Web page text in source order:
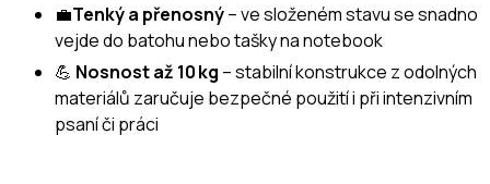
💼Tenký a přenosný– ve složeném stavu se snadno
vejde do batohu nebo tašky na notebook
💪 Nosnost až 10 kg – stabilní konstrukce z odolných
materiálů zaručuje bezpečné použití i při intenzivním
psaní či práci